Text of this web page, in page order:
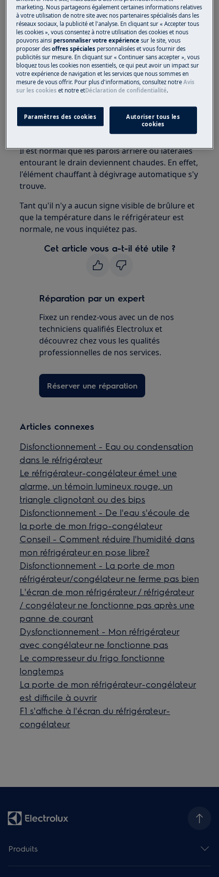
congélateur sont-ils chauds?
S'applique à
Combinaisons réfrigérateur / congélateur
Réfrigérateurs
Solution
1. Votre appareil fonctionne normalement
Il est normal que les parois arrière ou latérales
entourant le drain deviennent chaudes. En effet,
l'élément chauffant à dégivrage automatique s'y
trouve.
Tant qu'il n'y a aucun signe visible de brûlure et
que la température dans le réfrigérateur est
normale, ne vous inquiétez pas.
Cet article vous a-t-il été utile ?
Réparation par un expert
Fixez un rendez-vous avec un de nos
techniciens qualifiés Electrolux et
découvrez chez vous les qualités
professionnelles de nos services.
Réserver une réparation
Articles connexes
Disfonctionnement - Eau ou condensation
dans le réfrigérateur
Le réfrigérateur-congélateur émet une
alarme, un témoin lumineux rouge, un
triangle clignotant ou des bips
Disfonctionnement - De l'eau s'écoule de
la porte de mon frigo-congélateur
Conseil - Comment réduire l'humidité dans
mon réfrigérateur en pose libre?
Disfonctionnement - La porte de mon
réfrigérateur/congélateur ne ferme pas bien
L'écran de mon réfrigérateur / réfrigérateur
/ congélateur ne fonctionne pas après une
panne de courant
Dysfonctionnement - Mon réfrigérateur
avec congélateur ne fonctionne pas
Le compresseur du frigo fonctionne
longtemps
La porte de mon réfrigérateur-congélateur
est difficile à ouvrir
F1 s'affiche à l'écran du réfrigérateur-
congélateur
Produits
marketing. Nous partageons également certaines informations relatives
à votre utilisation de notre site avec nos partenaires spécialisés dans les
réseaux sociaux, la publicité et l'analyse. En cliquant sur « Accepter tous
les cookies », vous consentez à notre utilisation des cookies et nous
pouvons ainsipersonnaliser votre expériencesur le site, vous
proposer desoffres spéciales personnalisées et vous fournir des
publicités sur mesure. En cliquant sur « Continuer sans accepter », vous
bloquez tous les cookies non essentiels, ce qui peut avoir un impact sur
votre expérience de navigation et les services que nous sommes en
mesure de vous offrir. Pour plus d'informations, consultez notreAvis
sur les cookies et notreetDéclaration de confidentialité.
Paramètres des cookies
Autoriser tous les
cookies